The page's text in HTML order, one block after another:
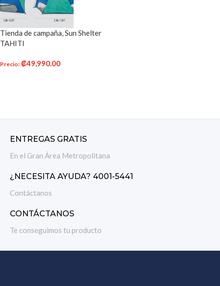
Tienda de campaña, Sun Shelter
TAHITI
Precio: ₡49,990.00
ENTREGAS GRATIS
En el Gran Área Metropolitana
¿NECESITA AYUDA? 4001-5441
Contáctanos
CONTÁCTANOS
Te conseguimos tu producto